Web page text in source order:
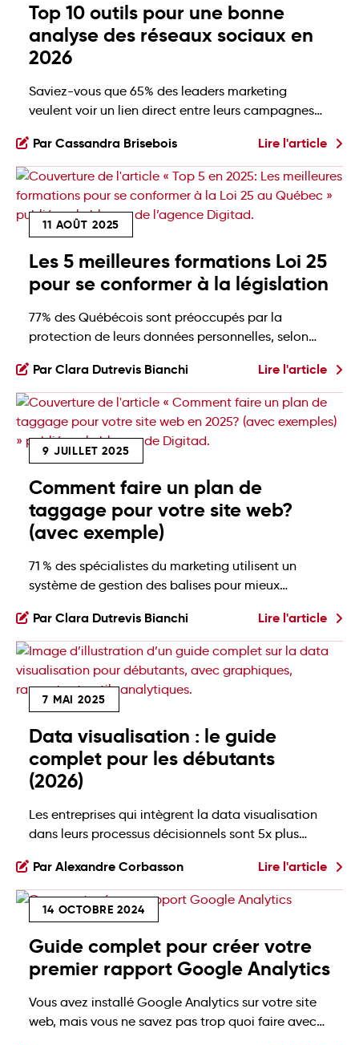
Top 10 outils pour une bonne
analyse des réseaux sociaux en
2026
Saviez-vous que 65% des leaders marketing
veulent voir un lien direct entre leurs campagnes
Sprout Social). Et, pour s’assurer que chaque
décision repose sur des données réelles et
concrètes, rien de mieux qu’analyser ses réseaux
sociaux 😉 … Mais avec quel outil??? 👀 Pas de
panique, c’est exactement […]
Par Cassandra Brisebois Lire l'article
11 AOÛT 2025
Les 5 meilleures formations Loi 25
pour se conformer à la législation
77% des Québécois sont préoccupés par la
protection de leurs données personnelles, selon
tendance grimpe encore d’année en année! Et c’est
exactement pour ça que la Loi 25 a commencé
son entrée en vigueur en septembre 2022. Bon,
okay, ce n’est pas une grande surprise: la
législation […]
Par Clara Dutrevis Bianchi Lire l'article
9 JUILLET 2025
Comment faire un plan de
taggage pour votre site web?
(avec exemple)
71 % des spécialistes du marketing utilisent un
système de gestion des balises pour mieux
2025, 61 % d’entre eux considèrent encore la
gestion des balises comme un point de friction
majeur dans leurs opérations, selon SuperAGI. Et si
le problème venait simplement du manque de
structure ? Pour vous aider […]
Par Clara Dutrevis Bianchi Lire l'article
7 MAI 2025
Data visualisation : le guide
complet pour les débutants
(2026)
Les entreprises qui intègrent la data visualisation
dans leurs processus décisionnels sont 5x plus
et 3x plus susceptibles de les mettre en œuvre
efficacement, selon une étude publiée en juin 2024
par l’IJFMR (Revue internationale de recherche
mille mots. Et avec l’explosion […]
Par Alexandre Corbasson Lire l'article
14 OCTOBRE 2024
Guide complet pour créer votre
premier rapport Google Analytics
Vous avez installé Google Analytics sur votre site
web, mais vous ne savez pas trop quoi faire avec